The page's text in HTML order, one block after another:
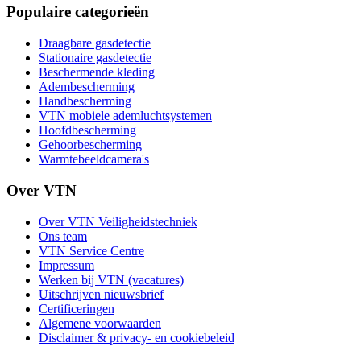
Populaire categorieën
Draagbare gasdetectie
Stationaire gasdetectie
Beschermende kleding
Adembescherming
Handbescherming
VTN mobiele ademluchtsystemen
Hoofdbescherming
Gehoorbescherming
Warmtebeeldcamera's
Over VTN
Over VTN Veiligheidstechniek
Ons team
VTN Service Centre
Impressum
Werken bij VTN (vacatures)
Uitschrijven nieuwsbrief
Certificeringen
Algemene voorwaarden
Disclaimer & privacy- en cookiebeleid